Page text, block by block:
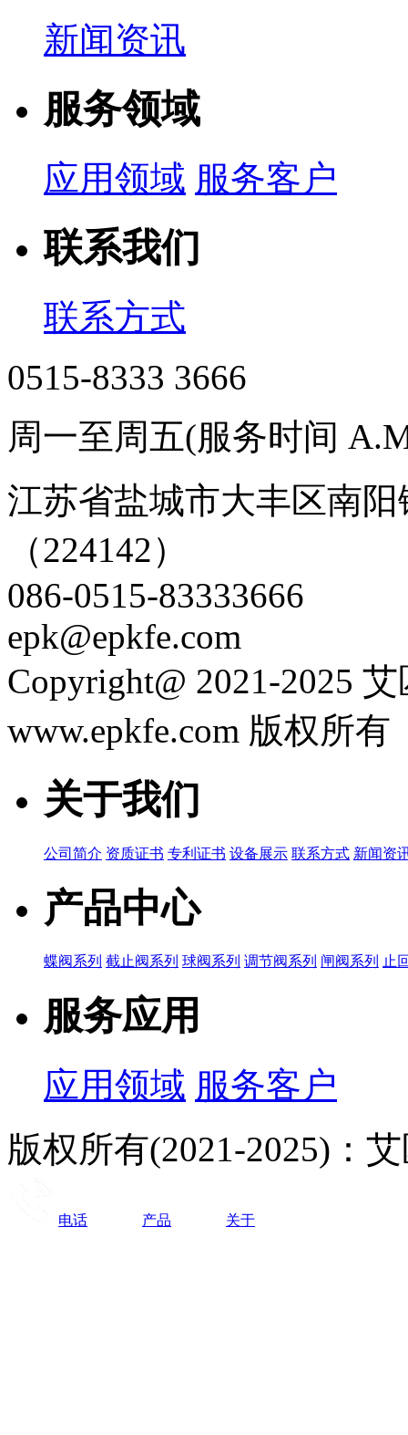
新闻资讯
服务领域
应用领域 服务客户
联系我们
联系方式
0515-8333 3666
周一至周五(服务时间
江苏省盐城市大丰区南
（224142）
086-0515-83333666
epk@epkfe.com
Copyright@ 2021-2025
www.epkfe.com 版权所
关于我们
公司简介 资质证书 专利证书 设备展示 联系方式 新闻资
产品中心
蝶阀系列 截止阀系列 球阀系列 调节阀系列 闸阀系列 止
服务应用
应用领域 服务客户
版权所有(2021-2025)：
电话 产品 关于